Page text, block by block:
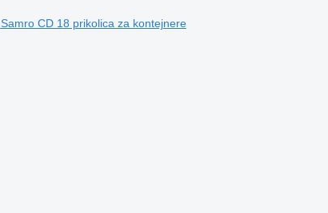
Samro CD 18 prikolica za kontejnere